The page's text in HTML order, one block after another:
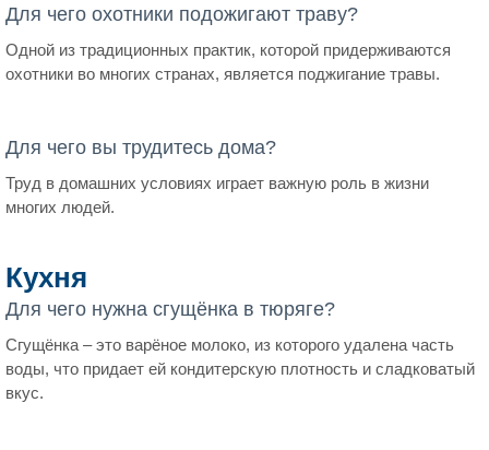
Для чего охотники подожигают траву?
Одной из традиционных практик, которой придерживаются
охотники во многих странах, является поджигание травы.
Для чего вы трудитесь дома?
Труд в домашних условиях играет важную роль в жизни
многих людей.
Кухня
Для чего нужна сгущёнка в тюряге?
Сгущёнка – это варёное молоко, из которого удалена часть
воды, что придает ей кондитерскую плотность и сладковатый
вкус.